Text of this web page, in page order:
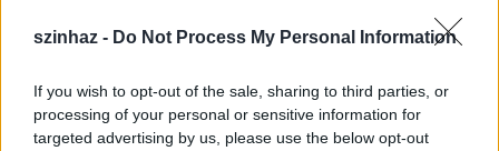
szinhaz - Do Not Process My Personal Information
If you wish to opt-out of the sale, sharing to third parties, or
processing of your personal or sensitive information for
targeted advertising by us, please use the below opt-out
én magamban: ebből lesz valami.És lett is. A Janika